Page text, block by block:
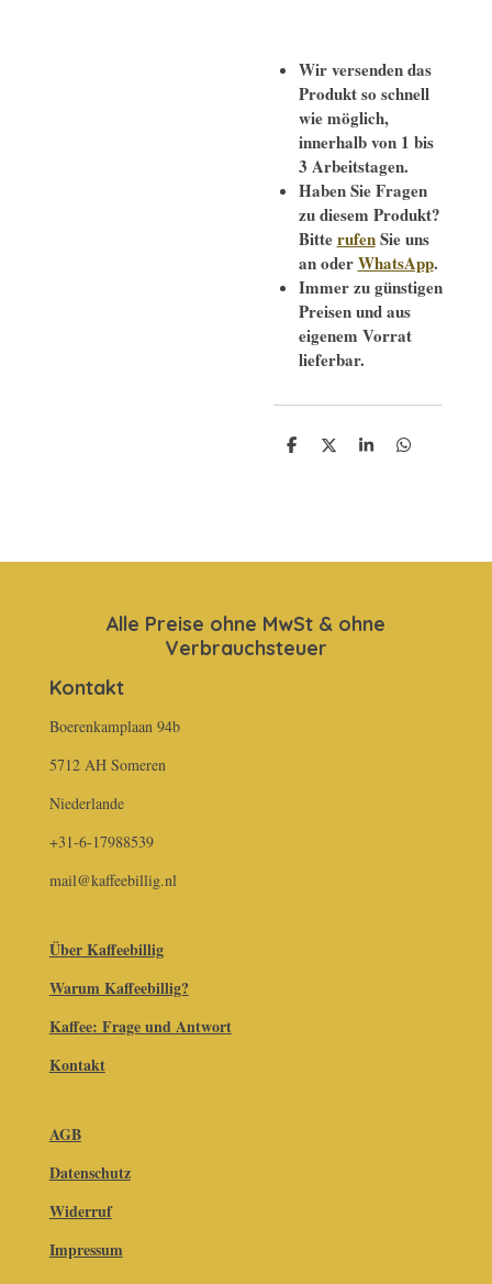
Wir versenden das
Produkt so schnell
wie möglich,
innerhalb von 1 bis
3 Arbeitstagen.
Haben Sie Fragen
zu diesem Produkt?
BitterufenSie uns
an oderWhatsApp.
Immer zu günstigen
Preisen und aus
eigenem Vorrat
lieferbar.
T
T
T
T
Alle Preise ohne MwSt & ohne
Verbrauchsteuer
Kontakt
Boerenkamplaan 94b
5712 AH Someren
Niederlande
+31-6-17988539
mail@kaffeebillig.nl
Über Kaffeebillig
Warum Kaffeebillig?
Kaffee: Frage und Antwort
Kontakt
AGB
Datenschutz
Widerruf
Impressum